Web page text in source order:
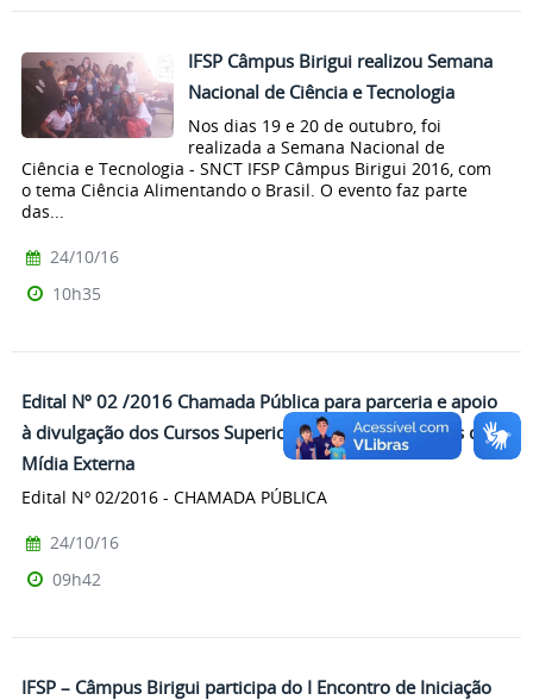
IFSP Câmpus Birigui realizou Semana
Nacional de Ciência e Tecnologia
Nos dias 19 e 20 de outubro, foi
realizada a Semana Nacional de
Ciência e Tecnologia - SNCT IFSP Câmpus Birigui 2016, com
o tema Ciência Alimentando o Brasil. O evento faz parte
das...
24/10/16
10h35
Edital Nº 02 /2016 Chamada Pública para parceria e apoio
à divulgação dos Cursos Superiores através de Painéis de
Mídia Externa
Edital Nº 02/2016 - CHAMADA PÚBLICA
24/10/16
09h42
IFSP – Câmpus Birigui participa do I Encontro de Iniciação